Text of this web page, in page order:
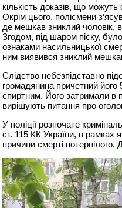
кількість доказів, що
Окрім цього, полісмени
де мешкав зниклий чоловік,
Згодом, під шаром піску,
ознаками насильницької
ним виявився зниклий
Слідство небезпідставно
громадянина причетний його
спиртним. Його затримали в
вирішують питання про
У поліції розпочате
ст. 115 КК України, в рамках
причини смерті